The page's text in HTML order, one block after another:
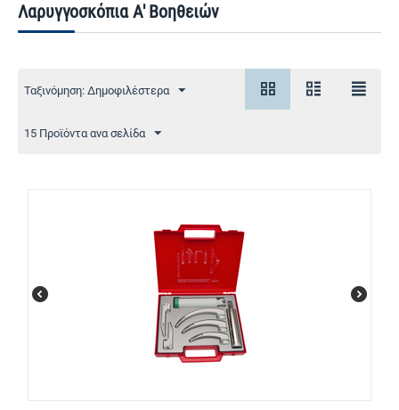
Λαρυγγοσκόπια Α' Βοηθειών
Ταξινόμηση: Δημοφιλέστερα
15 Προϊόντα ανα σελίδα